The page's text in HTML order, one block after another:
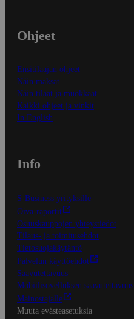
Ohjeet
Ensitilaajan ohjeet
Näin maksat
Näin tilaat ja muokkaat
Kaikki ohjeet ja vinkit
In English
Info
S-Business yrityksille
Oiva-raportit
Osuuskauppojen yhteystiedot
Tilaus- ja toimitusehdot
Tietosuojakäytäntö
Palvelun käyttöehdot
Saavutettavuus
Mobiilisovelluksen saavutettavuus
Mainostajalle
Muuta evästeasetuksia